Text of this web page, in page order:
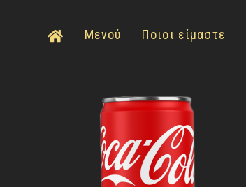
Μενού Ποιοι είμαστε